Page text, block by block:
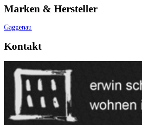
Marken & Hersteller
Gaggenau
Kontakt